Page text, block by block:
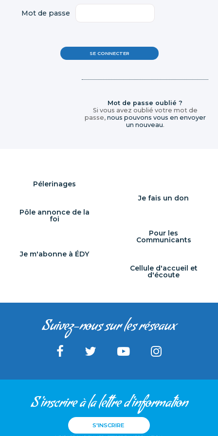
Mot de passe
Mot de passe oublié ?
Si vous avez oublié votre mot de
passe, nous pouvons vous en envoyer
un nouveau.
Pélerinages
Je fais un don
Pôle annonce de la
foi
Pour les
Communicants
Je m'abonne à ÉDY
Cellule d'accueil et
d'écoute
Suivez-nous sur les réseaux
S'inscrire à la lettre d'information
S'INSCRIRE